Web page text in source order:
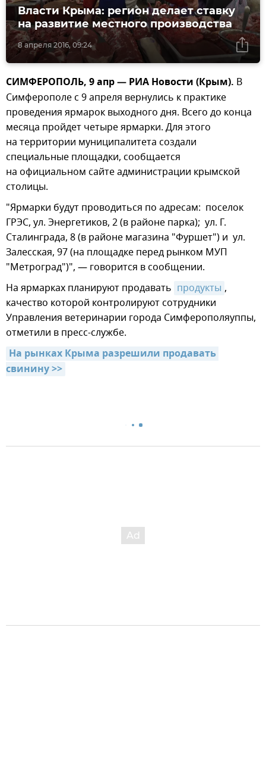
8 апреля 2016, 09:24
Власти Крыма: регион делает ставку
на развитие местного производства
СИМФЕРОПОЛЬ, 9 апр — РИА Новости (Крым). В
Симферополе с 9 апреля вернулись к практике
проведения ярмарок выходного дня. Всего до конца
месяца пройдет четыре ярмарки. Для этого
на территории муниципалитета создали
специальные площадки, сообщается
на официальном сайте администрации крымской
столицы.
"Ярмарки будут проводиться по адресам: поселок
ГРЭС, ул. Энергетиков, 2 (в районе парка); ул. Г.
Сталинграда, 8 (в районе магазина "Фуршет") и ул.
Залесская, 97 (на площадке перед рынком МУП
"Метроград")", — говорится в сообщении.
На ярмарках планируют продавать продукты ,
качество которой контролируют сотрудники
Управления ветеринарии города Симферополяуппы,
отметили в пресс-службе.
На рынках Крыма разрешили продавать
свинину >>